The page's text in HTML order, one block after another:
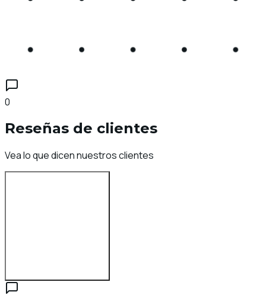
0
Reseñas de clientes
Vea lo que dicen nuestros clientes